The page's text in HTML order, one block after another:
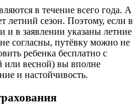
в течение всего года. А
сезон. Поэтому, если в
и в заявлении указаны летние
согласны, путёвку можно не
ребенка бесплатно с
или весной) вы вполне
и настойчивость.